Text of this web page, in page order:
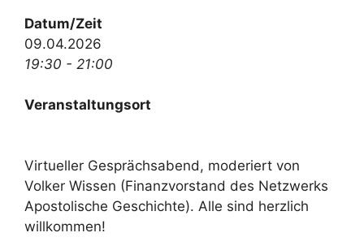
Datum/Zeit
09.04.2026
19:30 - 21:00
Veranstaltungsort
Virtueller Gesprächsabend, moderiert von
Volker Wissen (Finanzvorstand des Netzwerks
Apostolische Geschichte). Alle sind herzlich
willkommen!